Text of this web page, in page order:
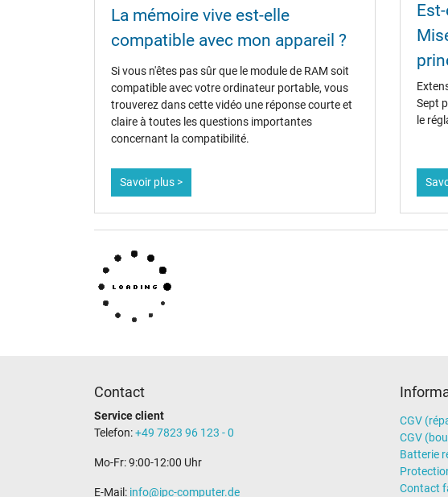
La mémoire vive est-elle
compatible avec mon appareil ?
Si vous n'êtes pas sûr que le module de RAM soit
compatible avec votre ordinateur portable, vous
trouverez dans cette vidéo une réponse courte et
claire à toutes les questions importantes
concernant la compatibilité.
Savoir plus >
Sept
le
Contact
Service client
Telefon:+49 7823 96 123 - 0
Mo-Fr: 9:00-12:00 Uhr
E-Mail: info@ipc-computer.de
CGV
CGV
Batterie
Contact